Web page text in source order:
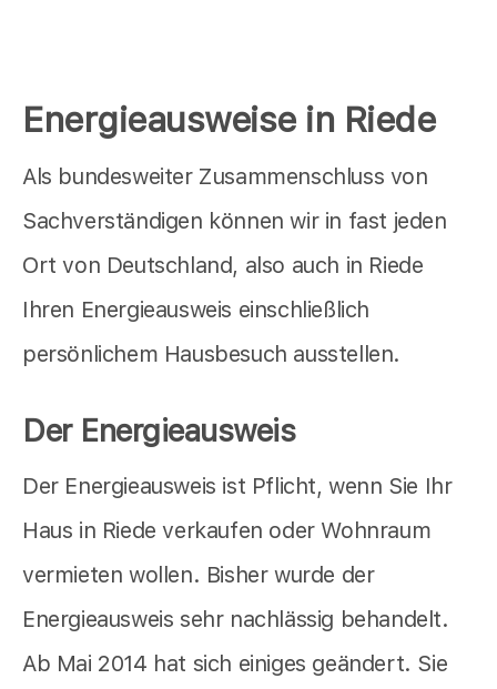
Energieausweise in Riede
Als bundesweiter Zusammenschluss von
Sachverständigen können wir in fast jeden
Ort von Deutschland, also auch in Riede
Ihren Energieausweis einschließlich
persönlichem Hausbesuch ausstellen.
Der Energieausweis
Der Energieausweis ist Pflicht, wenn Sie Ihr
Haus in Riede verkaufen oder Wohnraum
vermieten wollen. Bisher wurde der
Energieausweis sehr nachlässig behandelt.
Ab Mai 2014 hat sich einiges geändert. Sie